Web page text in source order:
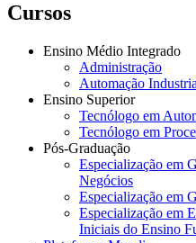
Cursos
Ensino Médio Integrado
Administração
Automação
Ensino Superior
Tecnólogo em
Tecnólogo em
Pós-Graduação
Especialização em
Negócios
Especialização em
Especialização em
Iniciais do Ensino